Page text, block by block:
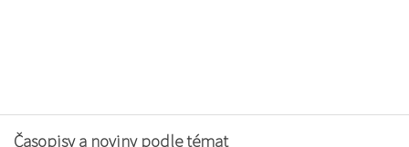
Časopisy a noviny podle témat